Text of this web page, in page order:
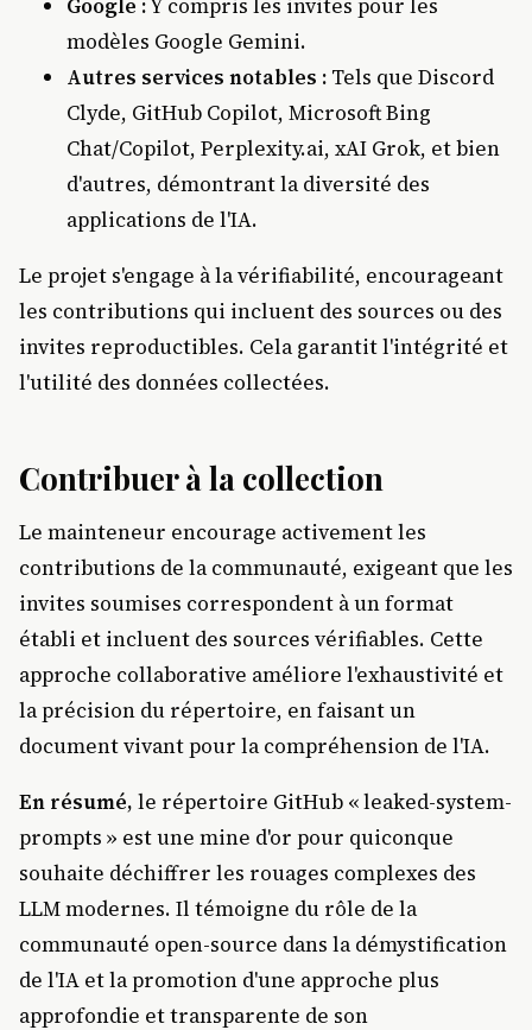
modèles Google Gemini.
Autres services notables : Tels que Discord
Clyde, GitHub Copilot, Microsoft Bing
Chat/Copilot, Perplexity.ai, xAI Grok, et bien
d'autres, démontrant la diversité des
applications de l'IA.
Le projet s'engage à la vérifiabilité, encourageant
les contributions qui incluent des sources ou des
invites reproductibles. Cela garantit l'intégrité et
l'utilité des données collectées.
Contribuer à la collection
Le mainteneur encourage activement les
contributions de la communauté, exigeant que les
invites soumises correspondent à un format
établi et incluent des sources vérifiables. Cette
approche collaborative améliore l'exhaustivité et
la précision du répertoire, en faisant un
document vivant pour la compréhension de l'IA.
En résumé, le répertoire GitHub « leaked-system-
prompts » est une mine d'or pour quiconque
souhaite déchiffrer les rouages complexes des
LLM modernes. Il témoigne du rôle de la
communauté open-source dans la démystification
de l'IA et la promotion d'une approche plus
approfondie et transparente de son